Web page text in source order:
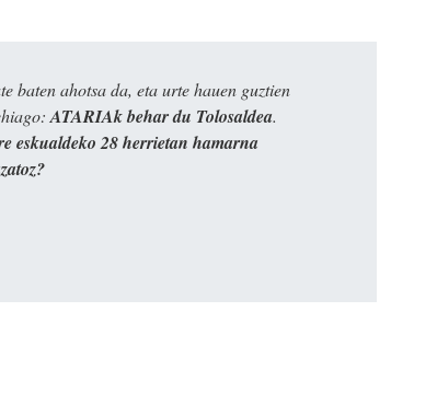
baten ahotsa da, eta urte hauen guztien
ATARIAk behar du Tolosaldea.
eskualdeko 28 herrietan hamarna